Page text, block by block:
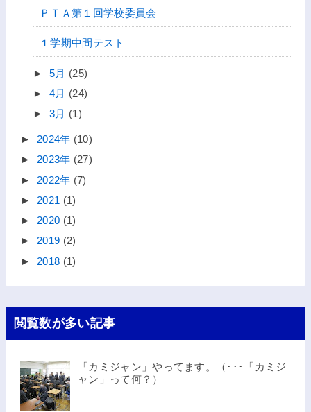
ＰＴＡ第１回学校委員会
１学期中間テスト
► 5月 (25)
► 4月 (24)
► 3月 (1)
► 2024年 (10)
► 2023年 (27)
► 2022年 (7)
► 2021 (1)
► 2020 (1)
► 2019 (2)
► 2018 (1)
閲覧数が多い記事
「カミジャン」やってます。（･･･「カミジ
ャン」って何？）